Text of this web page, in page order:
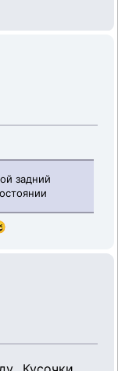
задний